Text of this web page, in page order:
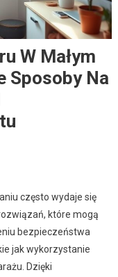
W Małym
Sposoby Na
często wydaje się
które mogą
bezpieczeństwa
jak wykorzystanie
Dzięki